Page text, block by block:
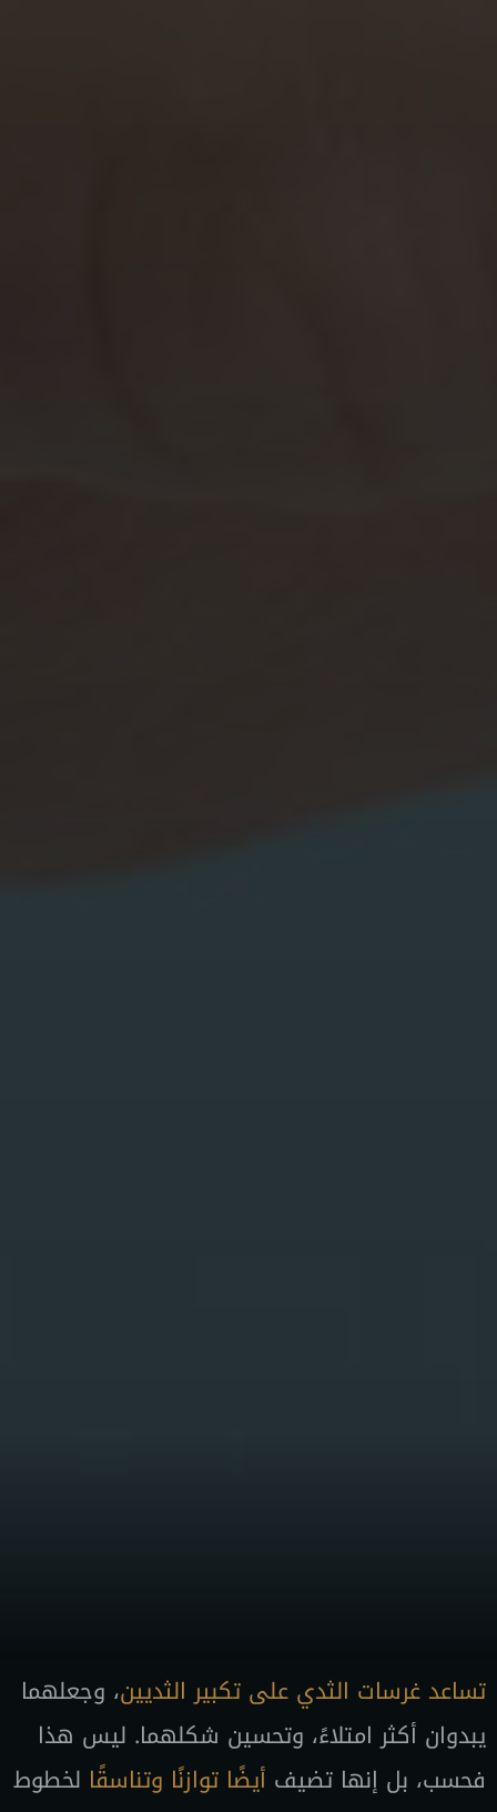
تساعد غرسات الثدي على تكبير الثديين، وجعلهما
يبدوان أكثر امتلاءً، وتحسين شكلهما. ليس هذا
فحسب، بل إنها تضيف أيضًا توازنًا وتناسقًا لخطوط